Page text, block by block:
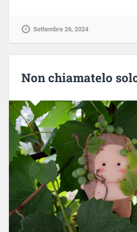
Settembre 26, 2024
Non chiamatelo